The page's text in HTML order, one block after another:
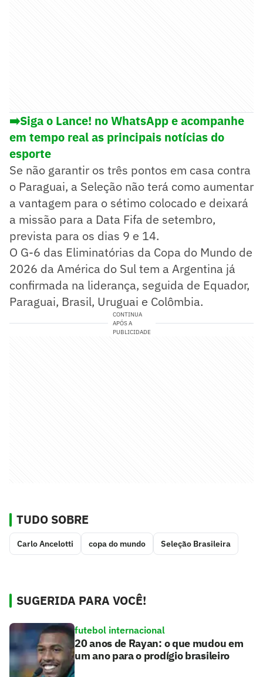
➡️Siga o Lance! no WhatsApp e acompanhe
em tempo real as principais notícias do
esporte
Se não garantir os três pontos em casa contra
o Paraguai, a Seleção não terá como aumentar
a vantagem para o sétimo colocado e deixará
a missão para a Data Fifa de setembro,
prevista para os dias 9 e 14.
O G-6 das Eliminatórias da Copa do Mundo de
2026 da América do Sul tem a Argentina já
confirmada na liderança, seguida de Equador,
Paraguai, Brasil, Uruguai e Colômbia.
CONTINUA
APÓS A
PUBLICIDADE
TUDO SOBRE
Carlo Ancelotti copa do mundo Seleção Brasileira
SUGERIDA PARA VOCÊ!
futebol internacional
20 anos de Rayan: o que mudou em
um ano para o prodígio brasileiro